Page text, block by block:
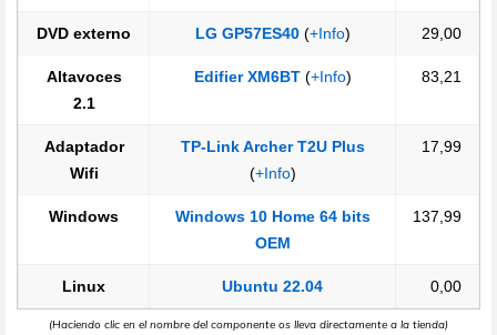
DVD externo LG GP57ES40(+Info) 29,00
Altavoces
2.1
Edifier XM6BT(+Info) 83,21
Adaptador
Wifi
TP-Link Archer T2U Plus
(+Info)
17,99
Windows
Windows 10 Home 64 bits
OEM
137,99
Linux Ubuntu 22.04 0,00
(Haciendo clic en el nombre del componente os lleva directamente a la tienda)